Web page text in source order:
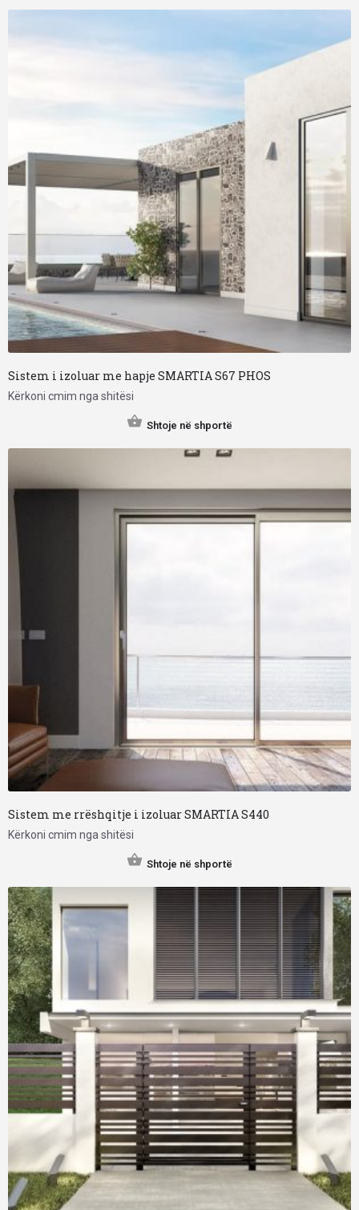
Sistem i izoluar me hapje SMARTIA S67 PHOS
Kërkoni cmim nga shitësi
Shtoje në shportë
Sistem me rrëshqitje i izoluar SMARTIA S440
Kërkoni cmim nga shitësi
Shtoje në shportë